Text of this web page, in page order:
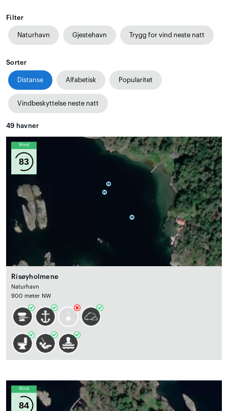
Filter
Naturhavn Gjestehavn Trygg for vind neste natt
Sorter
Distanse Alfabetisk Popularitet
Vindbeskyttelse neste natt
49 havner
Wind
83
Risøyholmene
Naturhavn
900 meter NW
Wind
84